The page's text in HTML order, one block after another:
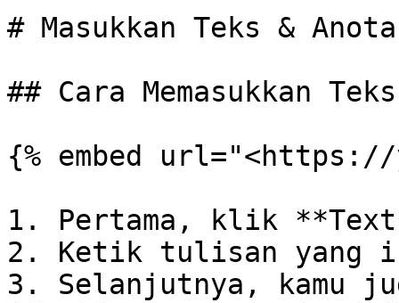
# Masukkan Teks &
## Cara Memasukkan
{% embed url="<https://
1. Pertama, klik
2. Ketik tulisan yang
3. Selanjutnya, kamu